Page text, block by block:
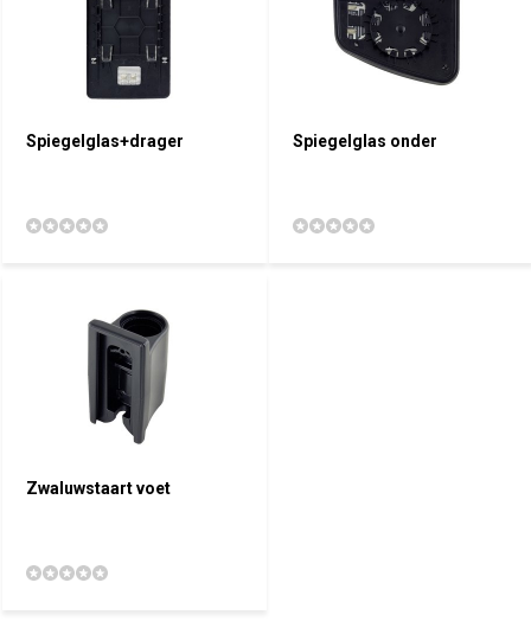
Spiegelglas+drager Spiegelglas onder
Zwaluwstaart voet